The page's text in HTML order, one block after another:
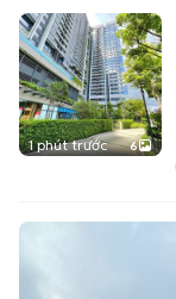
1 phút trước 6